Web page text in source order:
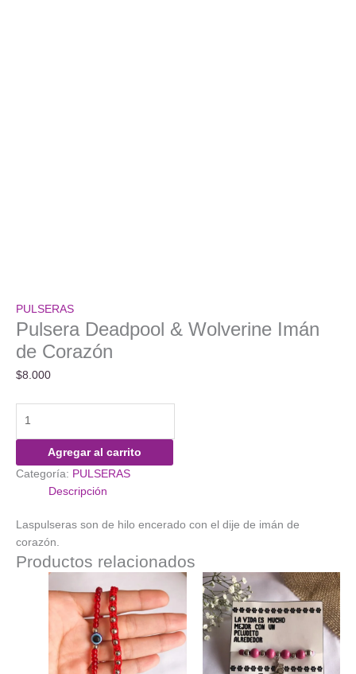
PULSERAS
Pulsera Deadpool & Wolverine Imán
de Corazón
$8.000
Wolverine
Imán
cantidad
Agregar al carrito
Categoría: PULSERAS
Descripción
Laspulseras son de hilo encerado con el dije de imán de
corazón.
Productos relacionados